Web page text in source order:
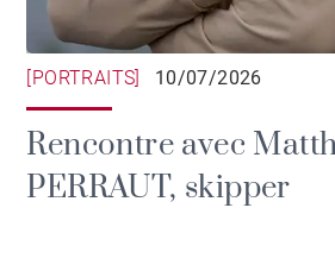
[PORTRAITS] 10/07/2026
Rencontre avec
PERRAUT, skipper